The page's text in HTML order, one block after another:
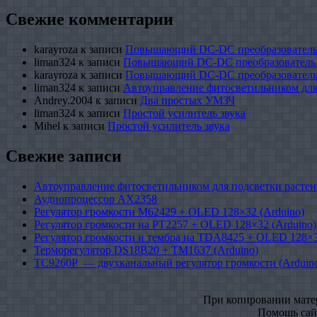
Свежие комментарии
karayroza к записи Повышающий DC-DC
liman324 к записи Повышающий DC-DC
karayroza к записи Повышающий DC-DC
liman324 к записи Автоуправление фитосветильником
Andrey.2004 к записи Два простых УМЗЧ
liman324 к записи Простой усилитель звука
Mihel к записи Простой усилитель звука
Свежие записи
Автоуправление фитосветильником для подсветки
Аудиопроцессор AX2358
Регулятор громкости M62429 + OLED 128×32 (Arduino)
Регулятор громкости на PT2257 + OLED 128×32 (Arduino)
Регулятор громкости и тембра на TDA8425 + OLED
Терморегулятор DS18B20 + TM1637 (Arduino)
TC9260P — двухканальный регулятор громкости
При копировании
Помошь